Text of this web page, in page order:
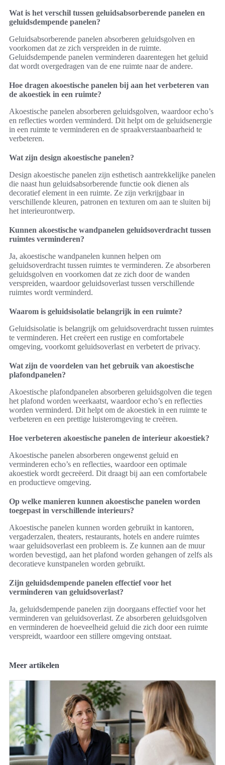
Wat is het verschil tussen geluidsabsorberende panelen en
geluidsdempende panelen?
Geluidsabsorberende panelen absorberen geluidsgolven en
voorkomen dat ze zich verspreiden in de ruimte.
Geluidsdempende panelen verminderen daarentegen het geluid
dat wordt overgedragen van de ene ruimte naar de andere.
Hoe dragen akoestische panelen bij aan het verbeteren van
de akoestiek in een ruimte?
Akoestische panelen absorberen geluidsgolven, waardoor echo’s
en reflecties worden verminderd. Dit helpt om de geluidsenergie
in een ruimte te verminderen en de spraakverstaanbaarheid te
verbeteren.
Wat zijn design akoestische panelen?
Design akoestische panelen zijn esthetisch aantrekkelijke panelen
die naast hun geluidsabsorberende functie ook dienen als
decoratief element in een ruimte. Ze zijn verkrijgbaar in
verschillende kleuren, patronen en texturen om aan te sluiten bij
het interieurontwerp.
Kunnen akoestische wandpanelen geluidsoverdracht tussen
ruimtes verminderen?
Ja, akoestische wandpanelen kunnen helpen om
geluidsoverdracht tussen ruimtes te verminderen. Ze absorberen
geluidsgolven en voorkomen dat ze zich door de wanden
verspreiden, waardoor geluidsoverlast tussen verschillende
ruimtes wordt verminderd.
Waarom is geluidsisolatie belangrijk in een ruimte?
Geluidsisolatie is belangrijk om geluidsoverdracht tussen ruimtes
te verminderen. Het creëert een rustige en comfortabele
omgeving, voorkomt geluidsoverlast en verbetert de privacy.
Wat zijn de voordelen van het gebruik van akoestische
plafondpanelen?
Akoestische plafondpanelen absorberen geluidsgolven die tegen
het plafond worden weerkaatst, waardoor echo’s en reflecties
worden verminderd. Dit helpt om de akoestiek in een ruimte te
verbeteren en een prettige luisteromgeving te creëren.
Hoe verbeteren akoestische panelen de interieur akoestiek?
Akoestische panelen absorberen ongewenst geluid en
verminderen echo’s en reflecties, waardoor een optimale
akoestiek wordt gecreëerd. Dit draagt bij aan een comfortabele
en productieve omgeving.
Op welke manieren kunnen akoestische panelen worden
toegepast in verschillende interieurs?
Akoestische panelen kunnen worden gebruikt in kantoren,
vergaderzalen, theaters, restaurants, hotels en andere ruimtes
waar geluidsoverlast een probleem is. Ze kunnen aan de muur
worden bevestigd, aan het plafond worden gehangen of zelfs als
decoratieve kunstpanelen worden gebruikt.
Zijn geluidsdempende panelen effectief voor het
verminderen van geluidsoverlast?
Ja, geluidsdempende panelen zijn doorgaans effectief voor het
verminderen van geluidsoverlast. Ze absorberen geluidsgolven
en verminderen de hoeveelheid geluid die zich door een ruimte
verspreidt, waardoor een stillere omgeving ontstaat.
Meer artikelen